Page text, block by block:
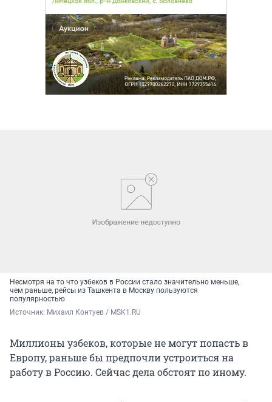
Несмотря на то что узбеков в России стало значительно меньше,
чем раньше, рейсы из Ташкента в Москву пользуются
популярностью
Источник: Михаил Контуев / MSK1.RU
Миллионы узбеков, которые не могут попасть в
Европу, раньше бы предпочли устроиться на
работу в Россию. Сейчас дела обстоят по иному.